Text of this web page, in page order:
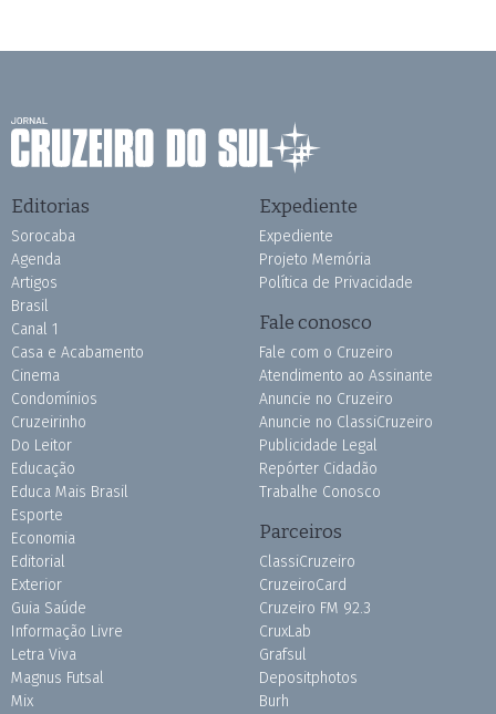
Editorias
Sorocaba
Agenda
Artigos
Brasil
Canal 1
Casa e Acabamento
Cinema
Condomínios
Cruzeirinho
Do Leitor
Educação
Educa Mais Brasil
Esporte
Economia
Editorial
Exterior
Guia Saúde
Informação Livre
Letra Viva
Magnus Futsal
Mix
Expediente
Expediente
Projeto Memória
Política de Privacidade
Fale conosco
Fale com o Cruzeiro
Atendimento ao Assinante
Anuncie no Cruzeiro
Anuncie no ClassiCruzeiro
Publicidade Legal
Repórter Cidadão
Trabalhe Conosco
Parceiros
ClassiCruzeiro
CruzeiroCard
Cruzeiro FM 92.3
CruxLab
Grafsul
Depositphotos
Burh